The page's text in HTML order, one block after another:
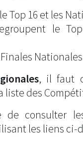
Top 16 et les
le
, il faut
liste des
de consulter
les liens ci-